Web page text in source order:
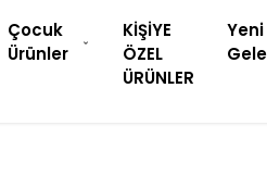
Çocuk
Ürünler
KİŞİYE
ÖZEL
ÜRÜNLER
Yeni